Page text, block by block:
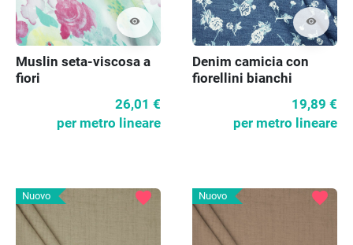
visibility
Muslin seta-viscosa a
fiori
26,01 €
per metro lineare
visibility
Denim camicia con
fiorellini bianchi
19,89 €
per metro lineare
Nuovo favorite Nuovo favorite